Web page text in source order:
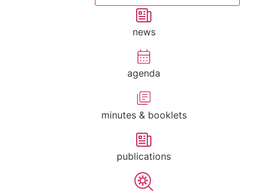
news
agenda
minutes & booklets
publications